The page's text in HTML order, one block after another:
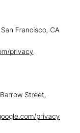
Francisco, CA
privacy
Street,
privacy